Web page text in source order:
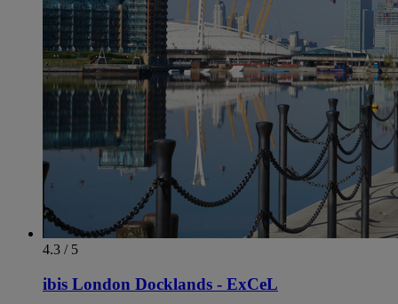
4.3 / 5
ibis London Docklands - ExCeL